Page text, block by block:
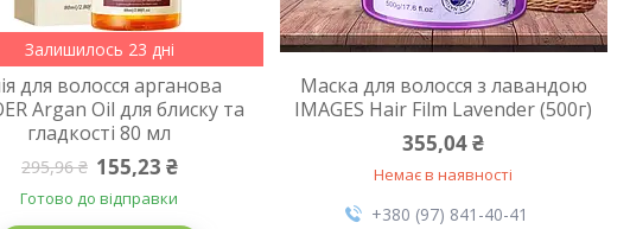
Залишилось 23 дні
для волосся арганова
Argan Oil для блиску та
гладкості 80 мл
295,96 ₴ 155,23 ₴
Готово до відправки
Маска для волосся з лавандою
IMAGES Hair Film Lavender (500г)
355,04 ₴
Немає в наявності
+380 (97) 841-40-41